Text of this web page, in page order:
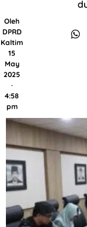
Oleh
DPRD
Kaltim
15
May
2025
·
4:58
pm